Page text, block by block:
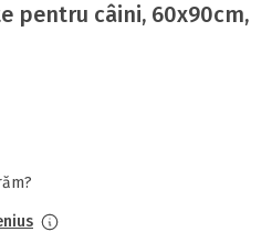
pentru câini, 60x90cm,